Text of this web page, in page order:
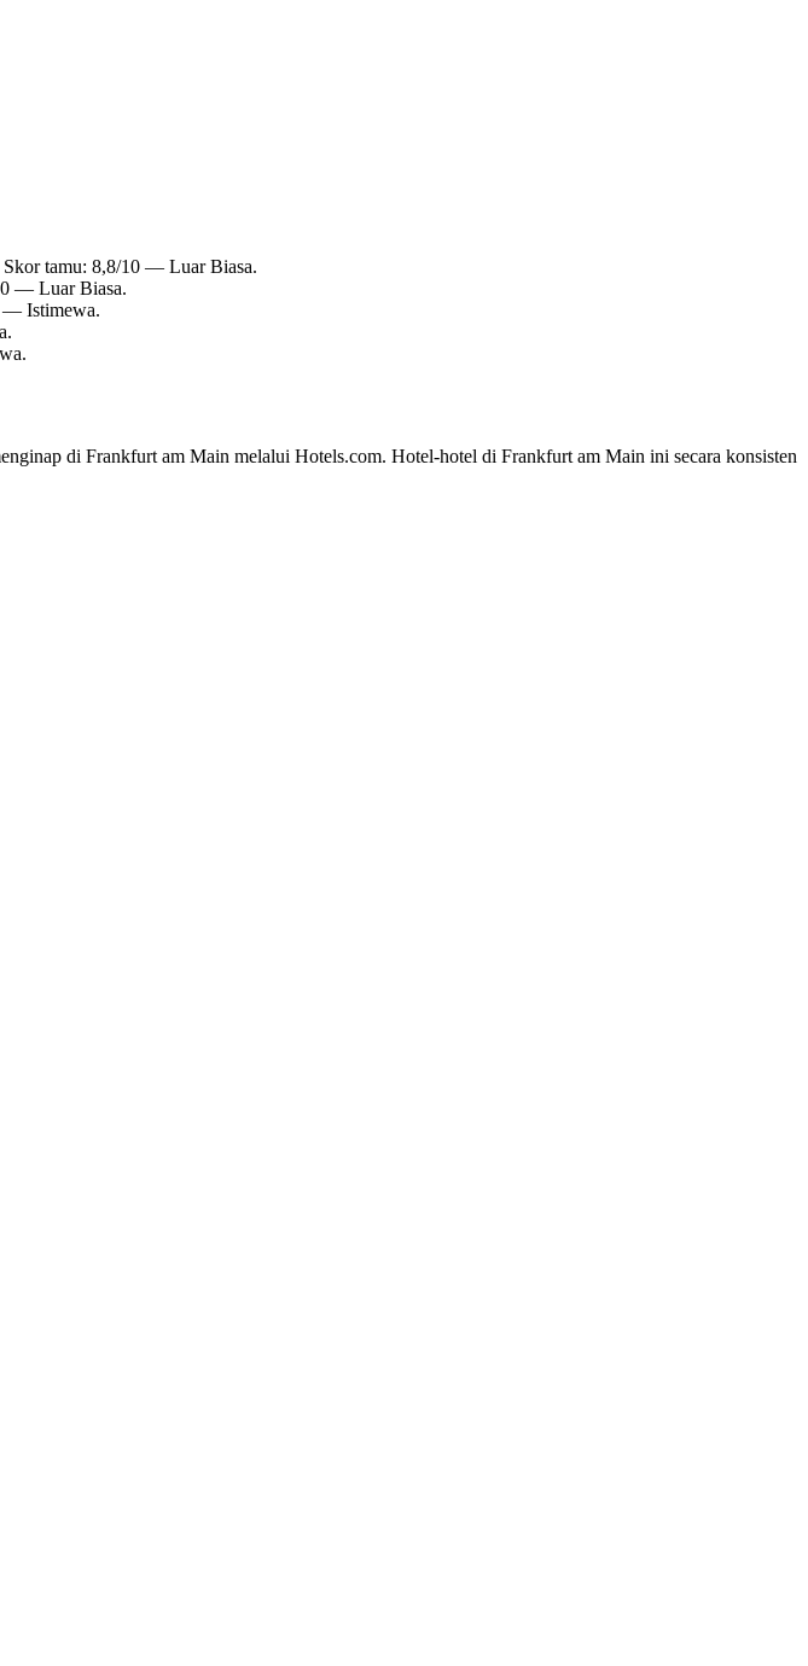
tamu: 8,8/10 — Luar Biasa.
— Luar Biasa.
— Istimewa.
di Frankfurt am Main melalui Hotels.com. Hotel-hotel di Frankfurt am Main ini secara konsisten